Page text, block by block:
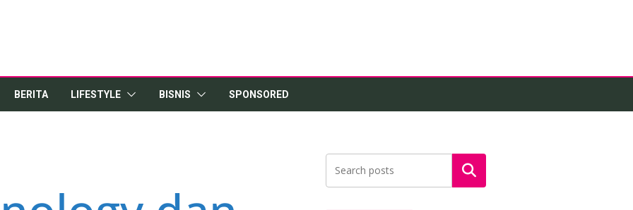
BERITA LIFESTYLE BISNIS SPONSORED
Search